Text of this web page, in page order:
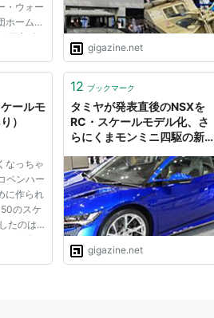
・ウォー
ホームペ
王立科
のノー
プラス
ード...
gigazine.net
ールモ
）
なっちゃ
ペンハー
に作られ
のスケ
たのは
万個
けて作
12 ブックマーク
タミヤが発表直後のNSXを
RC・スケールモデル化、さ
らにくまモンミニ四駆の新作
gigazine.net